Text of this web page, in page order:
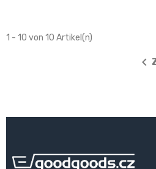
1 - 10 von 10 Artikel(n)
